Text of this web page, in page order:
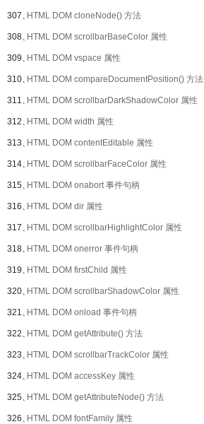
307、HTML DOM cloneNode() 方法
308、HTML DOM scrollbarBaseColor 属性
309、HTML DOM vspace 属性
310、HTML DOM compareDocumentPosition() 方法
311、HTML DOM scrollbarDarkShadowColor 属性
312、HTML DOM width 属性
313、HTML DOM contentEditable 属性
314、HTML DOM scrollbarFaceColor 属性
315、HTML DOM onabort 事件句柄
316、HTML DOM dir 属性
317、HTML DOM scrollbarHighlightColor 属性
318、HTML DOM onerror 事件句柄
319、HTML DOM firstChild 属性
320、HTML DOM scrollbarShadowColor 属性
321、HTML DOM onload 事件句柄
322、HTML DOM getAttribute() 方法
323、HTML DOM scrollbarTrackColor 属性
324、HTML DOM accessKey 属性
325、HTML DOM getAttributeNode() 方法
326、HTML DOM fontFamily 属性